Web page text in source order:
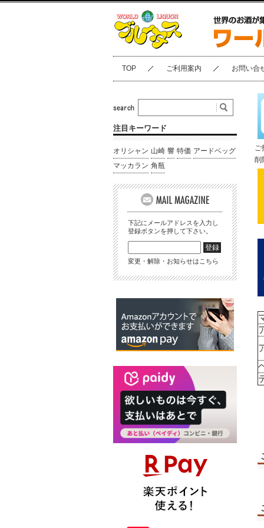
TOP ご利用案内 お問い合
ご
削
注目キーワード
オリシャン 山崎 響 特価 アードベッグ
マッカラン 角瓶
下記にメールアドレスを入力し
登録ボタンを押して下さい。
変更・解除・お知らせはこちら